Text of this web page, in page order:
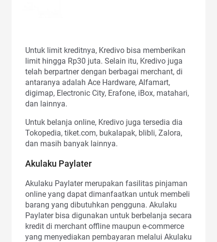
Untuk limit kreditnya, Kredivo bisa memberikan
limit hingga Rp30 juta. Selain itu, Kredivo juga
telah berpartner dengan berbagai merchant, di
antaranya adalah Ace Hardware, Alfamart,
digimap, Electronic City, Erafone, iBox, matahari,
dan lainnya.
Untuk belanja online, Kredivo juga tersedia dia
Tokopedia, tiket.com, bukalapak, blibli, Zalora,
dan masih banyak lainnya.
Akulaku Paylater
Akulaku Paylater merupakan fasilitas pinjaman
online yang dapat dimanfaatkan untuk membeli
barang yang dibutuhkan pengguna. Akulaku
Paylater bisa digunakan untuk berbelanja secara
kredit di merchant offline maupun e-commerce
yang menyediakan pembayaran melalui Akulaku